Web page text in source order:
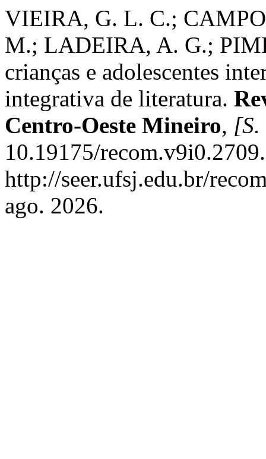
VIEIRA, G. L. C.;
M.; LADEIRA, A. G.;
crianças e adolescentes
integrativa de literatura.
Centro-Oeste Mineiro,
10.19175/
http://seer.ufsj.edu.br/
ago. 2026.